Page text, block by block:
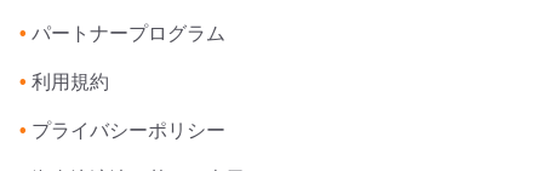
• パートナープログラム
• 利用規約
• プライバシーポリシー